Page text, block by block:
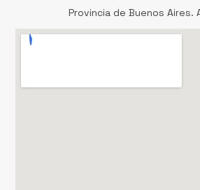
Provincia de Buenos Aires.